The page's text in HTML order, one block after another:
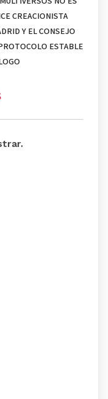
CREACIONISTA
Y EL CONSEJO
ESTABLE